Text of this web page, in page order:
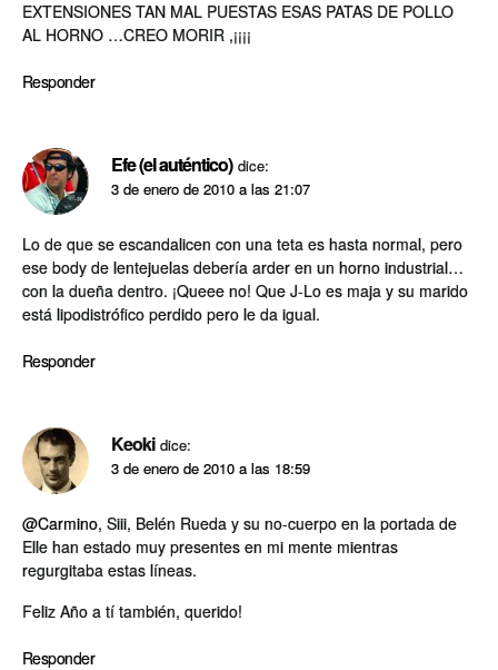
EXTENSIONES TAN MAL PUESTAS ESAS PATAS DE POLLO
AL HORNO …CREO MORIR ,¡¡¡¡
Responder
Efe (el auténtico) dice:
3 de enero de 2010 a las 21:07
Lo de que se escandalicen con una teta es hasta normal, pero
ese body de lentejuelas deberí­a arder en un horno industrial…
con la dueña dentro. ¡Queee no! Que J-Lo es maja y su marido
está lipodistrófico perdido pero le da igual.
Responder
Keoki dice:
3 de enero de 2010 a las 18:59
@Carmino, Siii, Belén Rueda y su no-cuerpo en la portada de
Elle han estado muy presentes en mi mente mientras
regurgitaba estas lí­neas.
Feliz Año a tí­ también, querido!
Responder